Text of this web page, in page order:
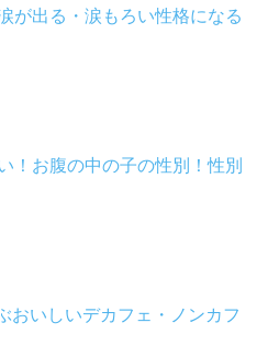
が出る・涙もろい性格になる
！お腹の中の子の性別！性別
おいしいデカフェ・ノンカフ